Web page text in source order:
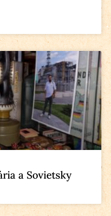
a Sovietsky